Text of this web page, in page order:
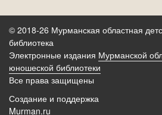
© 2018-26 Мурманская областная
библиотека
Электронные издания Мурманской
юношеской библиотеки
Все права защищены
Создание и поддержка
Murman.ru